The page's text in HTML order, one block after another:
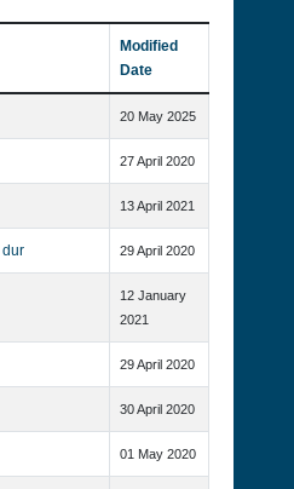
Modified
Date
20 May 2025
27 April 2020
13 April 2021
dur 29 April 2020
12 January
2021
29 April 2020
30 April 2020
01 May 2020